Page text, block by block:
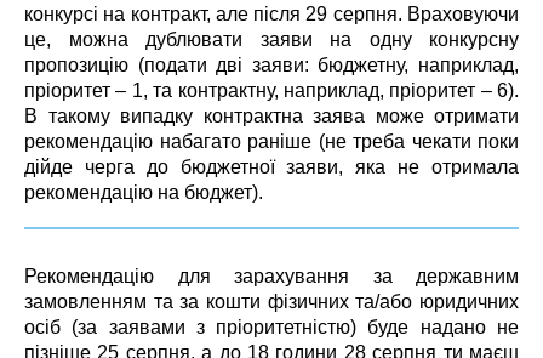
конкурсі на контракт, але після 29 серпня. Враховуючи
це, можна дублювати заяви на одну конкурсну
пропозицію (подати дві заяви: бюджетну, наприклад,
пріоритет – 1, та контрактну, наприклад, пріоритет – 6).
В такому випадку контрактна заява може отримати
рекомендацію набагато раніше (не треба чекати поки
дійде черга до бюджетної заяви, яка не отримала
рекомендацію на бюджет).
Рекомендацію для зарахування за державним
замовленням та за кошти фізичних та/або юридичних
осіб (за заявами з пріоритетністю) буде надано не
пізніше 25 серпня, а до 18 години 28 серпня ти маєш